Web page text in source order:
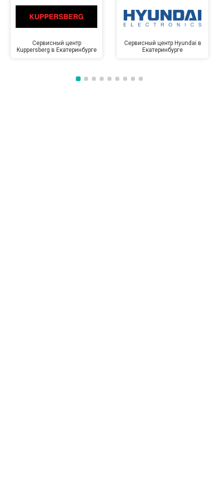
Сервисный центр
Kuppersberg в Екатеринбурге
Сервисный центр Hyundai в
Екатеринбурге